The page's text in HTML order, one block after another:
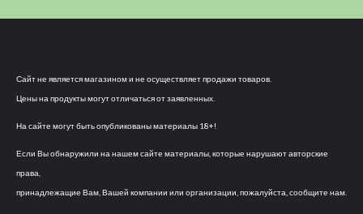
Сайт не является магазином и не осуществляет продажи товаров.
Цены на продукты могут отличаться от заявленных.
На сайте могут быть опубликованы материалы 18+!
Если Вы обнаружили на нашем сайте материалы, которые нарушают авторские
права,
принадлежащие Вам, Вашей компании или организации, пожалуйста, сообщите нам.